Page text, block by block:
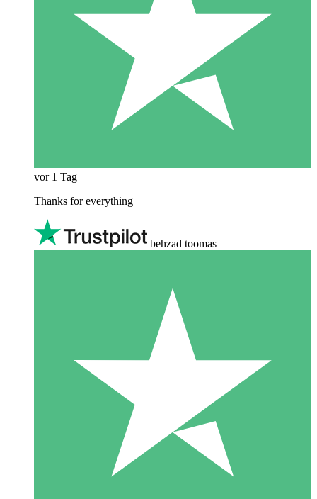
vor 1 Tag
Thanks for everything
behzad toomas